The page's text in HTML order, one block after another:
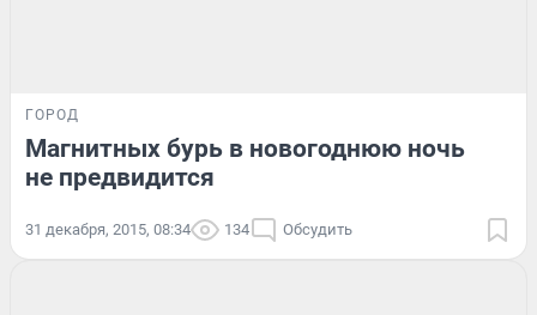
ГОРОД
Магнитных бурь в новогоднюю ночь
не предвидится
31 декабря, 2015, 08:34 134 Обсудить